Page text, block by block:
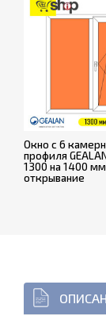
Окно с 6
профиля
1300 на 1400
открывание